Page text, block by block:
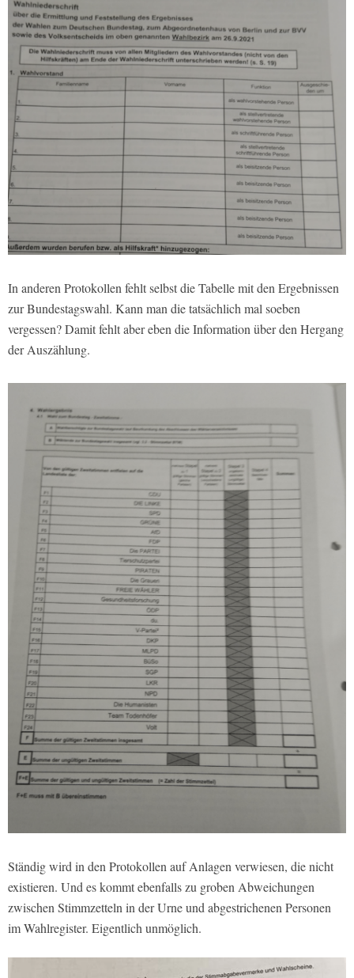
In anderen Protokollen fehlt selbst die Tabelle mit den Ergebnissen
zur Bundestagswahl. Kann man die tatsächlich mal soeben
vergessen? Damit fehlt aber eben die Information über den Hergang
der Auszählung.
Ständig wird in den Protokollen auf Anlagen verwiesen, die nicht
existieren. Und es kommt ebenfalls zu groben Abweichungen
zwischen Stimmzetteln in der Urne und abgestrichenen Personen
im Wahlregister. Eigentlich unmöglich.